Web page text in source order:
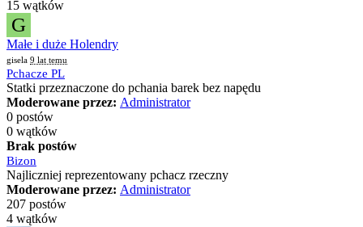
15 wątków
G
Małe i duże Holendry
gisela 9 lat temu
Pchacze PL
Statki przeznaczone do pchania barek bez napędu
Moderowane przez: Administrator
0 postów
0 wątków
Brak postów
Bizon
Najliczniej reprezentowany pchacz rzeczny
Moderowane przez: Administrator
207 postów
4 wątków